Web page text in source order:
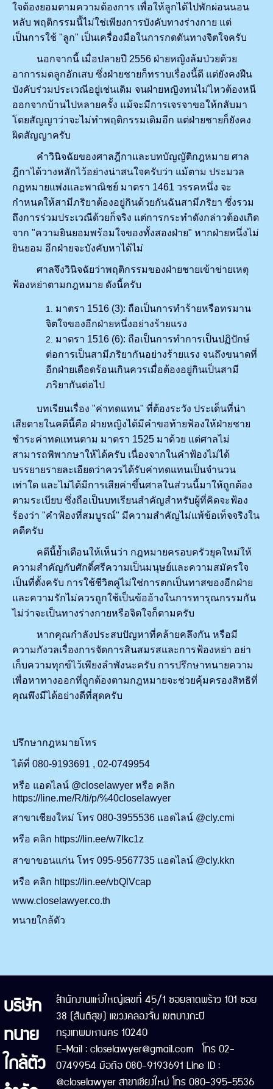
ใจต้องยอมตามความต้องการ เพื่อให้ลูกได้ไปพักผ่อนนอน
หลับ พฤติกรรมนี้ไม่ใช่เพียงการบังคับทางร่างกาย แต่
เป็นการใช้ "ลูก" เป็นเครื่องมือในการกดดันทางจิตใจครับ
นอกจากนี้ เมื่อปลายปี 2556 ฝ่ายหญิงล้มป่วยด้วย
อาการมดลูกอักเสบ ซึ่งฝ่ายชายก็ทราบเรื่องนี้ดี แต่ยังคงฝืน
บังคับร่วมประเวณีอยู่เช่นเดิม จนฝ่ายหญิงทนไม่ไหวต้องหนี
ออกจากบ้านไปหลายครั้ง แม้จะมีการเจรจาขอให้กลับมา
โดยสัญญาว่าจะไม่ทำพฤติกรรมเดิมอีก แต่ฝ่ายชายก็ยังคง
ผิดสัญญาครับ
คำวินิจฉัยของศาลฎีกาและบทบัญญัติกฎหมาย ศาล
ฎีกาได้วางหลักไว้อย่างน่าสนใจครับว่า แม้ตาม ประมวล
กฎหมายแพ่งและพาณิชย์ มาตรา 1461 วรรคหนึ่ง จะ
กำหนดให้สามีภริยาต้องอยู่กินด้วยกันฉันสามีภริยา ซึ่งรวม
ถึงการร่วมประเวณีด้วยก็จริง แต่การกระทำดังกล่าวต้องเกิด
จาก "ความยินยอมพร้อมใจของทั้งสองฝ่าย" หากฝ่ายหนึ่งไม่
ยินยอม อีกฝ่ายจะบังคับหาได้ไม่
ศาลจึงวินิจฉัยว่าพฤติกรรมของฝ่ายชายเข้าข่ายเหตุ
ฟ้องหย่าตามกฎหมาย ดังนี้ครับ
มาตรา 1516 (3): ถือเป็นการทำร้ายหรือทรมาน
จิตใจของอีกฝ่ายหนึ่งอย่างร้ายแรง
มาตรา 1516 (6): ถือเป็นการทำการเป็นปฏิปักษ์
ต่อการเป็นสามีภริยากันอย่างร้ายแรง จนถึงขนาดที่
อีกฝ่ายเดือดร้อนเกินควรเมื่อต้องอยู่กินเป็นสามี
ภริยากันต่อไป
บทเรียนเรื่อง "ค่าทดแทน" ที่ต้องระวัง ประเด็นที่น่า
เสียดายในคดีนี้คือ ฝ่ายหญิงได้มีคำขอท้ายฟ้องให้ฝ่ายชาย
ชำระค่าทดแทนตาม มาตรา 1525 มาด้วย แต่ศาลไม่
สามารถพิพากษาให้ได้ครับ เนื่องจากในคำฟ้องไม่ได้
บรรยายรายละเอียดว่าควรได้รับค่าทดแทนเป็นจำนวน
เท่าใด และไม่ได้มีการเสียค่าขึ้นศาลในส่วนนี้มาให้ถูกต้อง
ตามระเบียบ ซึ่งถือเป็นบทเรียนสำคัญสำหรับผู้ที่คิดจะฟ้อง
ร้องว่า "คำฟ้องที่สมบูรณ์" มีความสำคัญไม่แพ้ข้อเท็จจริงใน
คดีครับ
คดีนี้ย้ำเตือนให้เห็นว่า กฎหมายครอบครัวยุคใหม่ให้
ความสำคัญกับศักดิ์ศรีความเป็นมนุษย์และความสมัครใจ
เป็นที่ตั้งครับ การใช้ชีวิตคู่ไม่ใช่การตกเป็นทาสของอีกฝ่าย
และความรักไม่ควรถูกใช้เป็นข้ออ้างในการทารุณกรรมกัน
ไม่ว่าจะเป็นทางร่างกายหรือจิตใจก็ตามครับ
หากคุณกำลังประสบปัญหาที่คล้ายคลึงกัน หรือมี
ความกังวลเรื่องการจัดการสินสมรสและการฟ้องหย่า อย่า
เก็บความทุกข์ไว้เพียงลำพังนะครับ การปรึกษาทนายความ
เพื่อหาทางออกที่ถูกต้องตามกฎหมายจะช่วยคุ้มครองสิทธิที่
คุณพึงมีได้อย่างดีที่สุดครับ
ปรึกษากฎหมายโทร
ได้ที่ 080-9193691 , 02-0749954
หรือ แอดไลน์ @closelawyer หรือ คลิก
https://line.me/R/ti/p/%40closelawyer
สาขาเชียงใหม่ โทร 080-3955536 แอดไลน์ @cly.cmi
หรือ คลิก https://lin.ee/w7Ikc1z
สาขาขอนแก่น โทร 095-9567735 แอดไลน์ @cly.kkn
หรือ คลิก https://lin.ee/vbQlVcap
www.closelawyer.co.th
ทนายใกล้ตัว
บริษัท
ทนาย
ใกล้ตัว
สำนักงานแห่งใหญ่เลขที่ 45/1 ซอยลาดพร้าว 101 ซอย
38 (สันติสุข) แขวงคลองจั่น เขตบางกะปิ
กรุงเทพมหานคร 10240
E-Mail : closelawyer@gmail.com โทร 02-
0749954 มือถือ 080-9193691 Line ID :
@closelawyer สาขาเชียงใหม่ โทร 080-395-5536